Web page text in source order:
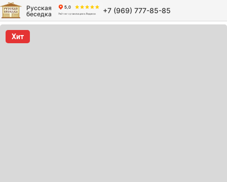
Русская
беседка
+7 (969) 777-85-85
Хит